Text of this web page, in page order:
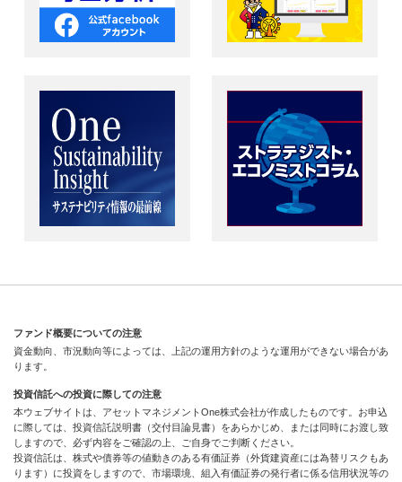
ファンド概要についての注意
資金動向、市況動向等によっては、上記の運用方針のような運用ができない場合があ
ります。
投資信託への投資に際しての注意
本ウェブサイトは、アセットマネジメントOne株式会社が作成したものです。お申込
に際しては、投資信託説明書（交付目論見書）をあらかじめ、または同時にお渡し致
しますので、必ず内容をご確認の上、ご自身でご判断ください。
投資信託は、株式や債券等の値動きのある有価証券（外貨建資産には為替リスクもあ
ります）に投資をしますので、市場環境、組入有価証券の発行者に係る信用状況等の